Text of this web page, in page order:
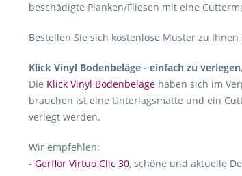
beschädigte Planken/Fliesen mit eine
Bestellen Sie sich kostenlose Muster zu
Klick Vinyl Bodenbeläge - einfach zu
Die Klick Vinyl Bodenbeläge haben sich im
brauchen ist eine Unterlagsmatte und ein
verlegt werden.
Wir empfehlen:
- Gerflor Virtuo Clic 30, schöne und aktuelle